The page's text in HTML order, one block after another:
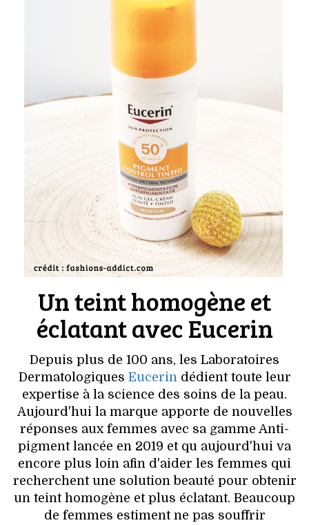
Un teint homogène et
éclatant avec Eucerin
Depuis plus de 100 ans, les Laboratoires
Dermatologiques Eucerindédient toute leur
expertise à la science des soins de la peau.
Aujourd'hui la marque apporte de nouvelles
réponses aux femmes avec sa gamme Anti-
pigment lancée en 2019 et qu aujourd'hui va
encore plus loin afin d'aider les femmes qui
recherchent une solution beauté pour obtenir
un teint homogène et plus éclatant. Beaucoup
de femmes estiment ne pas souffrir